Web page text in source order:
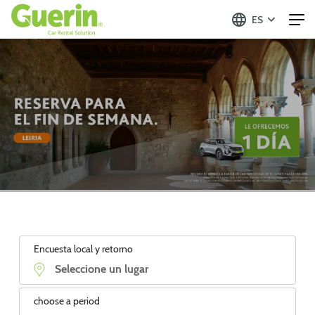
ES
Encuesta local y retorno
choose a period